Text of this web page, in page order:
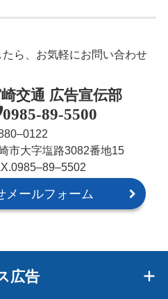
ら、お気軽にお問い合わせ
交通 広告宣伝部
0985-89-5500
市大字塩路3082番地15
メールフォーム
広告